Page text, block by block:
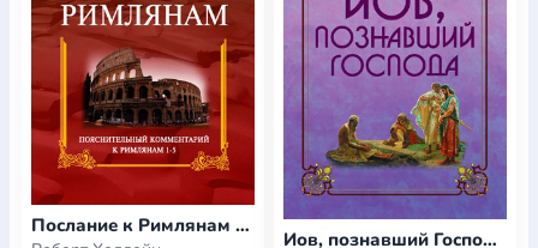
Послание к Римлянам 1-5 (e-book)
Иов, познавший Господа (e-book)